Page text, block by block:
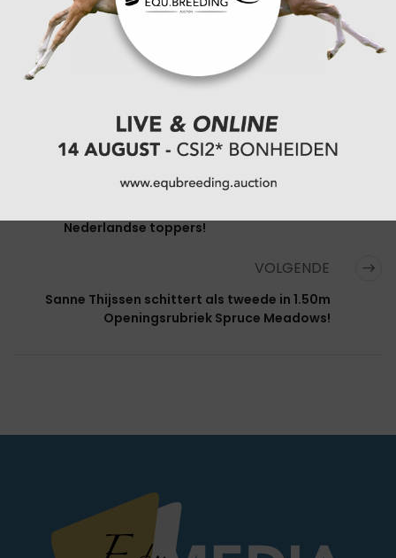
volledige uitslag
CATEGORIËN: SPRINGEN,INTERNATIONAAL
VORIGE
50 jaar Spruce Meadows ... 130 paarden
Nederlandse toppers!
VOLGENDE
Sanne Thijssen schittert als tweede in 1.50m
Openingsrubriek Spruce Meadows!